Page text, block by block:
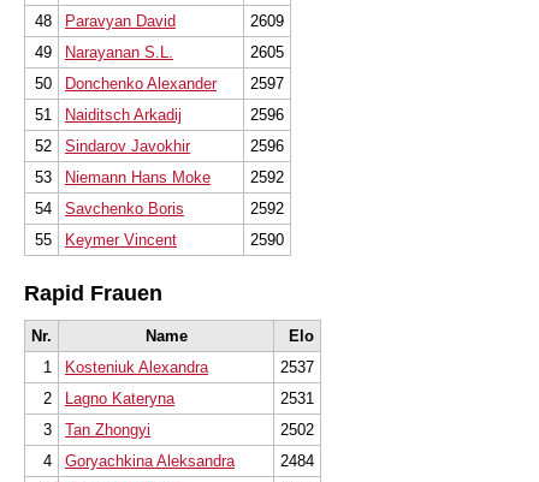
48
Paravyan David
2609
49
Narayanan S.L.
2605
50
Donchenko Alexander
2597
51
Naiditsch Arkadij
2596
52
Sindarov Javokhir
2596
53
Niemann Hans Moke
2592
54
Savchenko Boris
2592
55
Keymer Vincent 2590
Rapid Frauen
Nr. Name
Elo
1
Kosteniuk Alexandra
2537
2
Lagno Kateryna
2531
3
Tan Zhongyi
2502
4
Goryachkina Aleksandra
2484